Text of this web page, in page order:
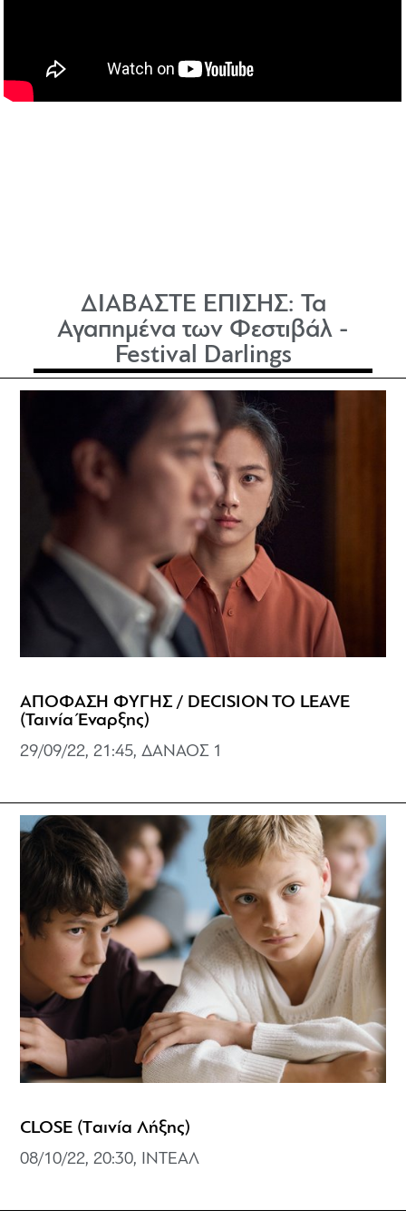
ΔΙΑΒΑΣΤΕ ΕΠΙΣΗΣ: Τα
Αγαπημένα των Φεστιβάλ -
Festival Darlings
ΑΠΟΦΑΣΗ ΦΥΓΗΣ / DECISION TO LEAVE
(Ταινία Έναρξης)
29/09/22, 21:45, ΔΑΝΑΟΣ 1
CLOSE (Tαινία Λήξης)
08/10/22, 20:30, ΙΝΤΕΑΛ